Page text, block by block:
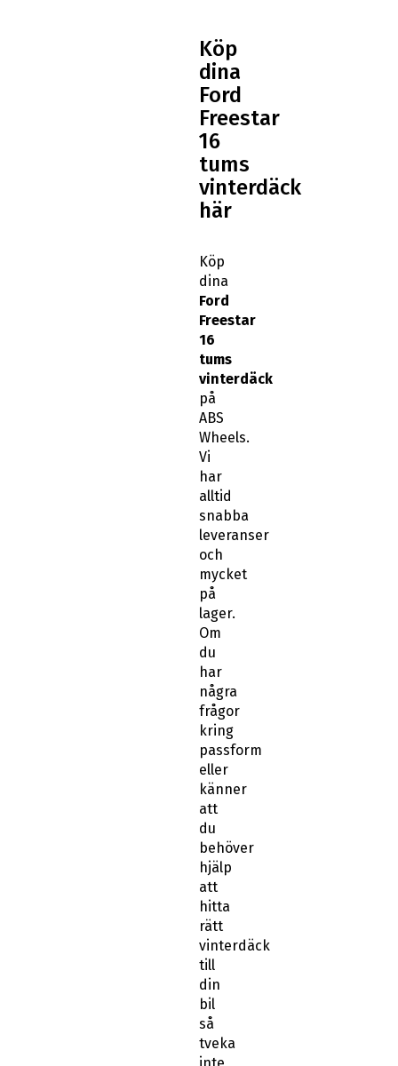
Köp
dina
Ford
Freestar
16
tums
vinterdäck
här
Köp
dina
Ford
Freestar
16
tums
vinterdäck
på
ABS
Wheels.
Vi
har
alltid
snabba
leveranser
och
mycket
på
lager.
Om
du
har
några
frågor
kring
passform
eller
känner
att
du
behöver
hjälp
att
hitta
rätt
vinterdäck
till
din
bil
så
tveka
inte